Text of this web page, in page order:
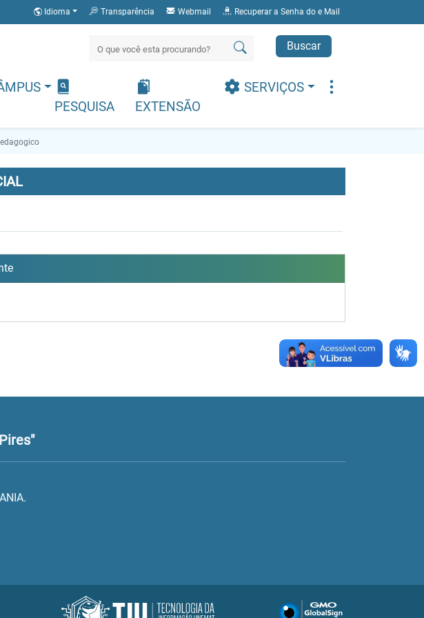
Idioma Transparência Webmail Recuperar a Senha do e Mail
Buscar
PESQUISA
EXTENSÃO
SERVIÇOS